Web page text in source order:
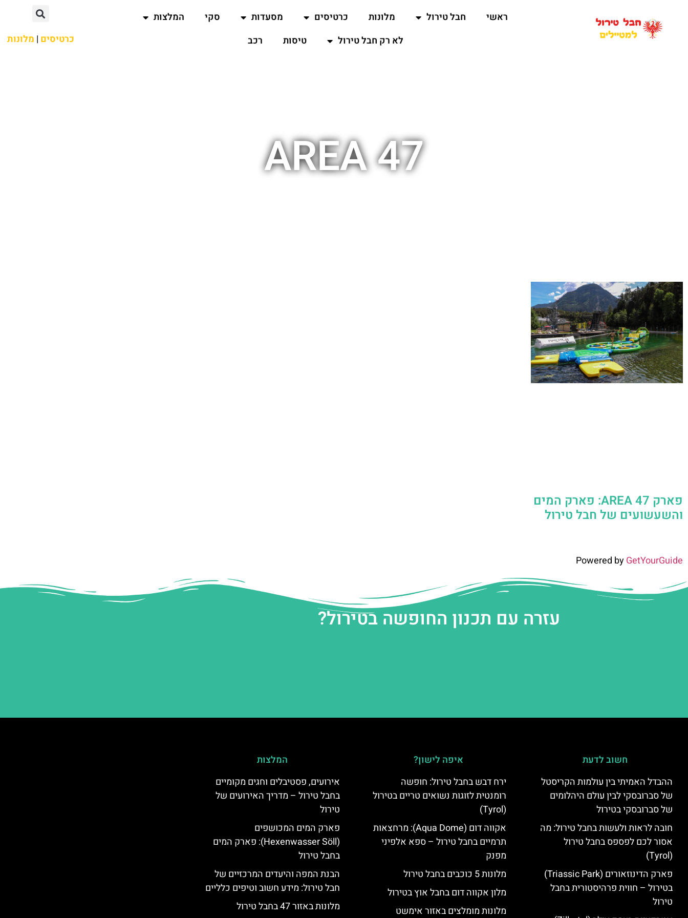
ראשי חבל טירול מלונות כרטיסים מסעדות סקי
המלצות
לא רק חבל טירול
טיסות רכב כרטיסים | מלונות
AREA 47
פארק AREA 47: פארק המים
והשעשועים של חבל טירול
Powered byGetYourGuide
עזרה עם תכנון החופשה בטירול?
חשוב לדעת
ההבדל האמיתי בין עולמות הקריסטל
של סברובסקי לבין עולם היהלומים
של סברובסקי בטירול
חובה לראות ולעשות בחבל טירול: מה
אסור לכם לפספס בחבל טירול
(Tyrol)
פארק הדינוזאורים (Triassic Park)
בטירול – חווית פרהיסטורית בחבל
טירול
איפה לישון?
ירח דבש בחבל טירול: חופשה
רומנטית לזוגות נשואים טריים בטירול
(Tyrol)
אקווה דום (Aqua Dome): מרחצאות
תרמיים בחבל טירול – ספא אלפיני
מפנק
מלונות 5 כוכבים בחבל טירול
מלון אקווה דום בחבל אוץ בטירול
מלונות מומלצים באזור אימשט
המלצות
אירועים, פסטיבלים וחגים מקומיים
בחבל טירול – מדריך האירועים של
טירול
פארק המים המכושפים
(Hexenwasser Söll): פארק המים
בחבל טירול
הבנת המפה והיעדים המרכזיים של
חבל טירול: מידע חשוב וטיפים כלליים
מלונות באזור 47 בחבל טירול